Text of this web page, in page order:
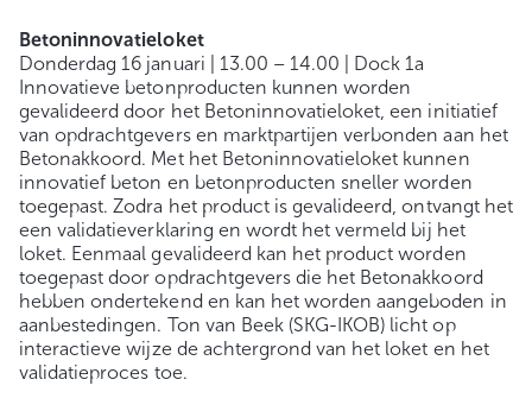
Betoninnovatieloket
Donderdag 16 januari | 13.00 – 14.00 | Dock 1a
Innovatieve betonproducten kunnen worden
gevalideerd door het Betoninnovatieloket, een initiatief
van opdrachtgevers en marktpartijen verbonden aan het
Betonakkoord. Met het Betoninnovatieloket kunnen
innovatief beton en betonproducten sneller worden
toegepast. Zodra het product is gevalideerd, ontvangt het
een validatieverklaring en wordt het vermeld bij het
loket. Eenmaal gevalideerd kan het product worden
toegepast door opdrachtgevers die het Betonakkoord
hebben ondertekend en kan het worden aangeboden in
aanbestedingen. Ton van Beek (SKG-IKOB) licht op
interactieve wijze de achtergrond van het loket en het
validatieproces toe.